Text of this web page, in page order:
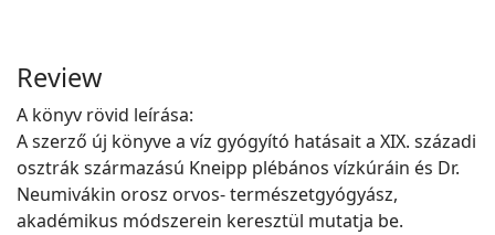
Review
A könyv rövid leírása:
A szerző új könyve a víz gyógyító hatásait a XIX. századi
osztrák származású Kneipp plébános vízkúráin és Dr.
Neumivákin orosz orvos- természetgyógyász,
akadémikus módszerein keresztül mutatja be.